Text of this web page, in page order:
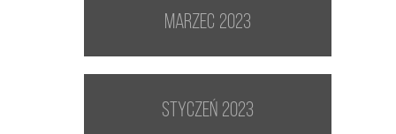
marzec 2023
styczeń 2023